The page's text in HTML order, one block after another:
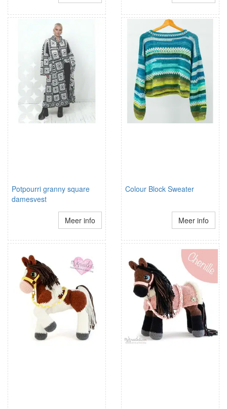
Potpourri granny square
damesvest
Meer info
Colour Block Sweater
Meer info